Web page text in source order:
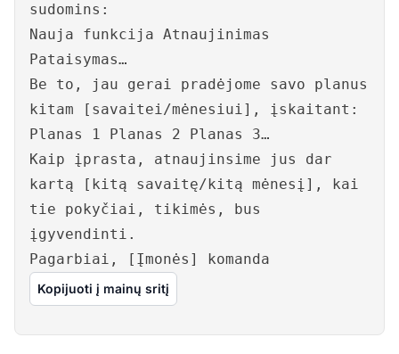
sudomins:
Nauja funkcija Atnaujinimas
Pataisymas…
Be to, jau gerai pradėjome savo planus
kitam [savaitei/mėnesiui], įskaitant:
Planas 1 Planas 2 Planas 3…
Kaip įprasta, atnaujinsime jus dar
kartą [kitą savaitę/kitą mėnesį], kai
tie pokyčiai, tikimės, bus
įgyvendinti.
Pagarbiai, [Įmonės] komanda
Kopijuoti į mainų sritį